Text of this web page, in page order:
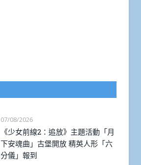
07/08/2026
《少女前線2：追放》主題活動「月
下安魂曲」古堡開放 精英人形「六
分儀」報到